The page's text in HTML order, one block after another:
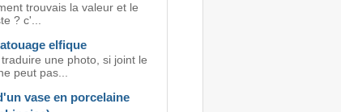
trouvais la valeur et le
? c'...
elfique
une photo, si joint le
peut pas...
vase en porcelaine